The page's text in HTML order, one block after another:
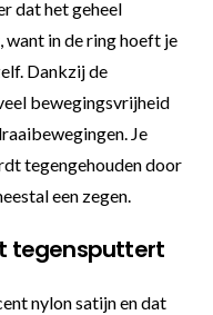
dat het geheel
in de ring hoeft je
Dankzij de
bewegingsvrijheid
Je
tegengehouden door
een zegen.
tegensputtert
nylon satijn en dat